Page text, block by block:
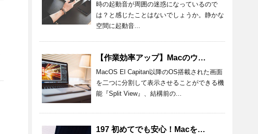
時の起動音が周囲の迷惑になっているので
は？と感じたことはないでしょうか。静かな
空間に起動音...
【作業効率アップ】Macのウィンドウを半分にする方法を詳しく解説
MacOS El Capitan以降のOS搭載された画面
を二つに分割して表示させることができる機
能『Split View』、結構前の...
197 初めてでも安心！Macを処分するときの準備と方法を詳しく解説！